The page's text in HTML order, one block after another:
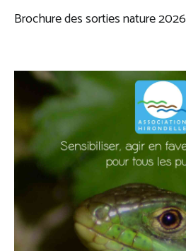
Brochure des sorties nature 2026